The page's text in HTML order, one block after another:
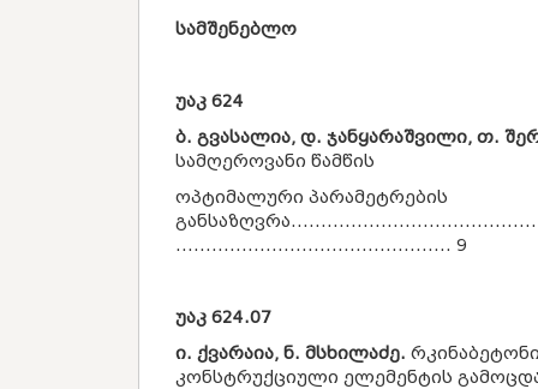
სამშენებლო
უაკ 624
ბ. გვასალია, დ. ჯანყარაშვილი, თ.
სამღეროვანი წამწის
ოპტიმალური პარამეტრების
.............................................. 9
უაკ 624.07
ი. ქვარაია, ნ. მსხილაძე.
კონსტრუქციული ელემენტის